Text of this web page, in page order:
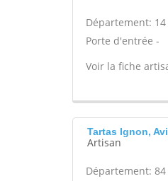
Département: 14
Porte d'entrée -
Voir la fiche
Tartas Ignon,
Artisan
Département: 84